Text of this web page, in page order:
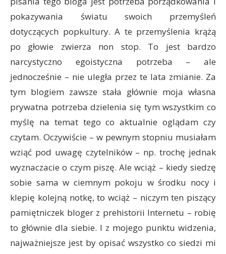
pokazywania światu swoich przemyśleń
dotyczących popkultury. A te przemyślenia krążą
po głowie zwierza non stop. To jest bardzo
narcystyczno egoistyczna potrzeba – ale
jednocześnie – nie uległa przez te lata zmianie. Za
tym blogiem zawsze stała głównie moja własna
prywatna potrzeba dzielenia się tym wszystkim co
myślę na temat tego co aktualnie oglądam czy
czytam. Oczywiście – w pewnym stopniu musiałam
wziąć pod uwagę czytelników – np. trochę jednak
wyznaczacie o czym piszę. Ale wciąż – kiedy siedzę
sobie sama w ciemnym pokoju w środku nocy i
klepię kolejną notkę, to wciąż – niczym ten piszący
pamiętniczek bloger z prehistorii Internetu – robię
to głównie dla siebie. I z mojego punktu widzenia,
najważniejsze jest by opisać wszystko co siedzi mi